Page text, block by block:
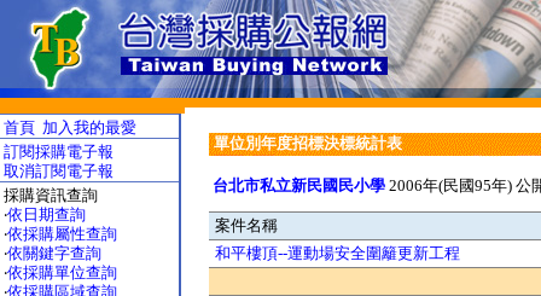
首頁 加入我的最愛
訂閱採購電子報
取消訂閱電子報
採購資訊查詢
‧依日期查詢
‧依採購屬性查詢
‧依關鍵字查詢
‧依採購單位查詢
‧依採購區域查詢
單位別年度招標決標統計表
台北市私立新民國民小學 2006年(民國95年) 公
案件名稱
和平樓頂--運動場安全圍籬更新工程